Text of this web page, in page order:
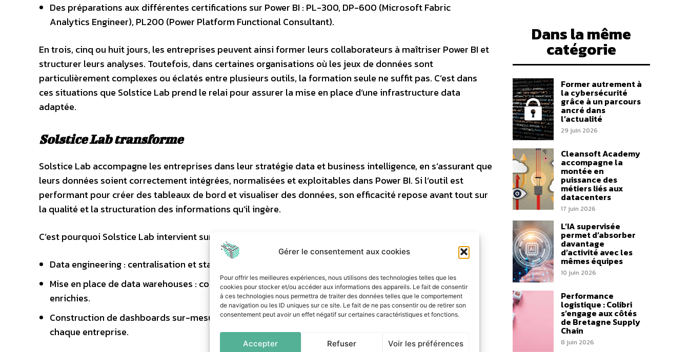
Gérer le consentement aux cookies
Pour offrir les meilleures expériences, nous utilisons des technologies telles que les
cookies pour stocker et/ou accéder aux informations des appareils. Le fait de consentir
à ces technologies nous permettra de traiter des données telles que le comportement
de navigation ou les ID uniques sur ce site. Le fait de ne pas consentir ou de retirer son
consentement peut avoir un effet négatif sur certaines caractéristiques et fonctions.
Accepter Refuser Voir les préférences
Des préparations aux différentes certifications sur Power BI : PL-300, DP-600 (Microsoft Fabric
Analytics Engineer), PL200 (Power Platform Functional Consultant).
En trois, cinq ou huit jours, les entreprises peuvent ainsi former leurs collaborateurs à maîtriser Power BI et
structurer leurs analyses. Toutefois, dans certaines organisations où les jeux de données sont
particulièrement complexes ou éclatés entre plusieurs outils, la formation seule ne suffit pas. C’est dans
ces situations que Solstice Lab prend le relai pour assurer la mise en place d’une infrastructure data
adaptée.
Solstice Lab transforme
Solstice Lab accompagne les entreprises dans leur stratégie data et business intelligence, en s’assurant que
leurs données soient correctement intégrées, normalisées et exploitables dans Power BI. Si l’outil est
performant pour créer des tableaux de bord et visualiser des données, son efficacité repose avant tout sur
la qualité et la structuration des informations qu’il ingère.
C’est pourquoi Solstice Lab intervient sur plusieurs volets essentiels :
Data engineering : centralisation et standardisation des données issues des différents outils métiers.
Mise en place de data warehouses : consolidation des données pour assurer des analyses fiables et
enrichies.
Construction de dashboards sur-mesure : création de reportings adaptés aux besoins spécifiques de
chaque entreprise.
Dans la même
catégorie
Former autrement à
la cybersécurité
grâce à un parcours
ancré dans
l’actualité
29 juin 2026
Cleansoft Academy
accompagne la
montée en
puissance des
métiers liés aux
datacenters
17 juin 2026
L’IA supervisée
permet d’absorber
davantage
d’activité avec les
mêmes équipes
10 juin 2026
Performance
logistique : Colibri
s’engage aux côtés
de Bretagne Supply
Chain
8 juin 2026